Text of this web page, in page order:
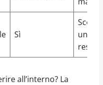
Sì
una
all’interno? La